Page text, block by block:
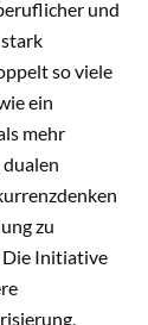
und
so viele
ein
mehr
zu
Die Initiative